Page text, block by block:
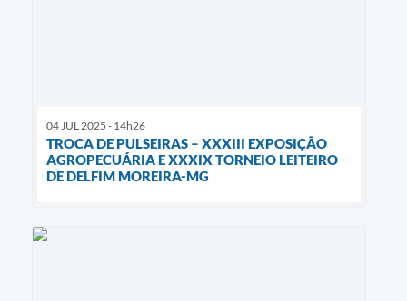
04 JUL 2025 - 14h26
TROCA DE PULSEIRAS – XXXIII EXPOSIÇÃO
AGROPECUÁRIA E XXXIX TORNEIO LEITEIRO
DE DELFIM MOREIRA-MG